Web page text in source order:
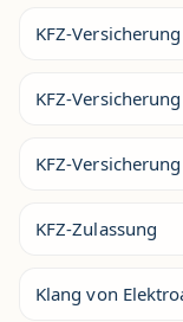
KFZ-Versicherung
KFZ-
KFZ-
KFZ-Zulassung
Klang von